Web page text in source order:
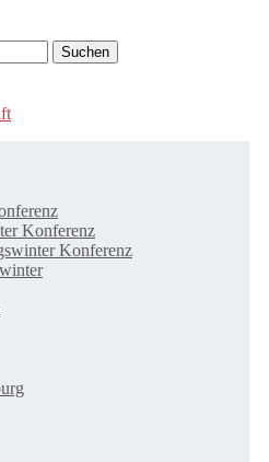
Konferenz
Konferenz